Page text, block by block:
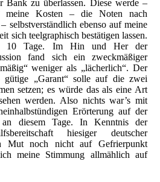
Bank zu überlassen. Diese werde –
meine Kosten – die Noten nach
selbstverständlich ebenso auf meine
sich teelgraphisch bestätigen lassen.
10 Tage. Im Hin und Her der
fand sich ein zweckmäßiger
weniger als „lächerlich“. Der
gütige „Garant“ solle auf die zwei
setzen; es würde das als eine Art
werden. Also nichts war’s mit
Erörterung auf der
diesem Tage. In Kenntnis der
hiesiger deutscher
Mut noch nicht auf Gefrierpunkt
meine Stimmung allmählich auf